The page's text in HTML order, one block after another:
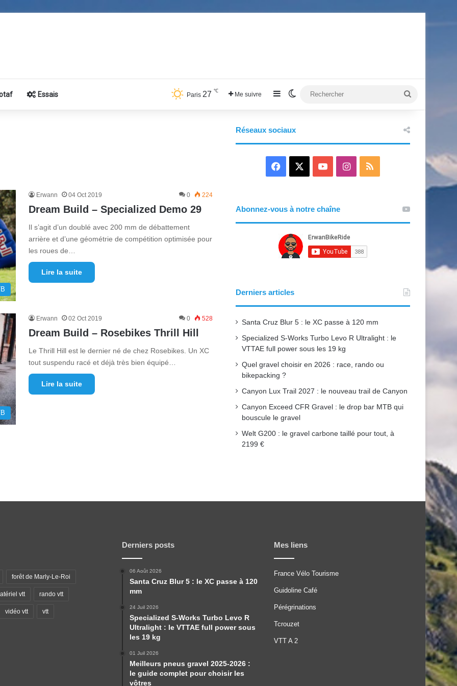
Essais Paris 27 ℃ Me suivre Sidebar (barre latérale)
Switch skin
Erwann 04 Oct 2019 0 224
Dream Build – Specialized Demo 29
Il s’agit d’un doublé avec 200 mm de débattement
arrière et d’une géométrie de compétition optimisée pour
les roues de…
Lire la suite
Erwann 02 Oct 2019 0 528
Dream Build – Rosebikes Thrill Hill
Le Thrill Hill est le dernier né de chez Rosebikes. Un XC
tout suspendu racé et déjà très bien équipé…
Lire la suite
Réseaux sociaux
c
b
o
k
u
u
I
a
a
Abonnez-vous à notre chaîne
Derniers articles
Santa Cruz Blur 5 : le XC passe à 120 mm
Specialized S-Works Turbo Levo R Ultralight : le
VTTAE full power sous les 19 kg
Quel gravel choisir en 2026 : race, rando ou
bikepacking ?
Canyon Lux Trail 2027 : le nouveau trail de Canyon
Canyon Exceed CFR Gravel : le drop bar MTB qui
bouscule le gravel
Welt G200 : le gravel carbone taillé pour tout, à
2199 €
forêt de Marly-Le-Roi
vtt rando vtt
vidéo vtt vtt
Derniers posts
06 Août 2026
Santa Cruz Blur 5 : le XC passe à 120
mm
24 Juil 2026
Specialized S-Works Turbo Levo R
Ultralight : le VTTAE full power sous
les 19 kg
01 Juil 2026
Meilleurs pneus gravel 2025-2026 :
le guide complet pour choisir les
vôtres
Mes liens
France Vélo Tourisme
Guidoline Café
Pérégrinations
Tcrouzet
VTT A 2